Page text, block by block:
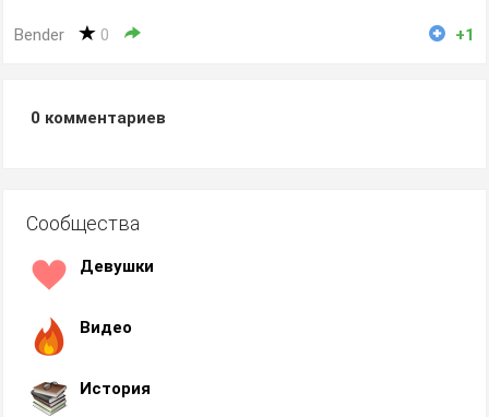
Bender 0 +1
0 комментариев
Сообщества
Девушки
Видео
История